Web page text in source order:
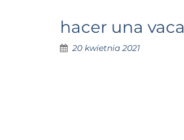
hacer una vaca
20 kwietnia 2021